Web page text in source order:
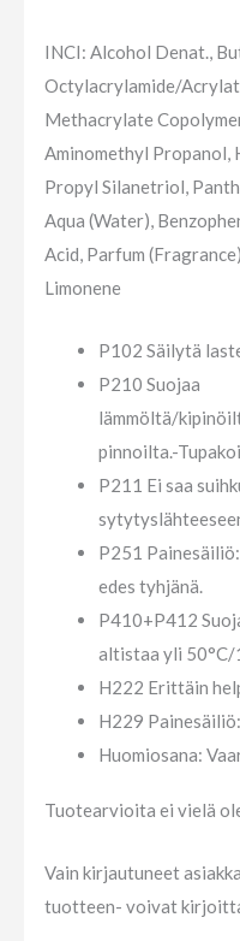
INCI: Alcohol Denat.,
Octylacrylamide/
Methacrylate
Aminomethyl Propanol,
Propyl Silanetriol,
Aqua (Water),
Acid, Parfum
Limonene
P102 Säilytä
P210 Suojaa
lämmöltä/
pinnoilta.-
P211 Ei saa
P251
edes tyhjänä.
P410+P412
altistaa yli 50°C/
H222 Erittäin
H229
Huomiosana:
Tuotearvioita ei vielä
Vain kirjautuneet
tuotteen- voivat